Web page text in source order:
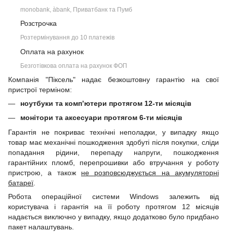
monobank, àbank, Приватбанк та Пумб
Розстрочка
Розтермінування до 10 платежів
Оплата на рахунок
Безготівкова оплата на рахунок ФОП
Компанія "Піксель" надає безкоштовну гарантію на свої
пристрої терміном:
ноутбуки та комп’ютери протягом 12-ти місяців
монітори та аксесуари протягом 6-ти місяців
Гарантія не покриває технічні неполадки, у випадку якщо
товар має механічні пошкодження здобуті після покупки, сліди
попадання рідини, перепаду напруги, пошкодження
гарантійних пломб, перепрошивки або втручання у роботу
пристрою, а також не розповсюджується на акумуляторні
батареї
Робота операційної системи Windows залежить від
користувача і гарантія на її роботу протягом 12 місяців
надається виключно у випадку, якщо додатково було придбано
пакет налаштувань.